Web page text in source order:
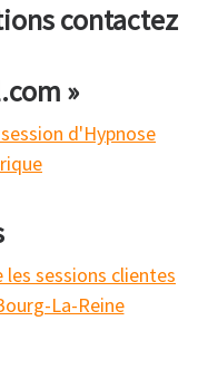
contactez
»